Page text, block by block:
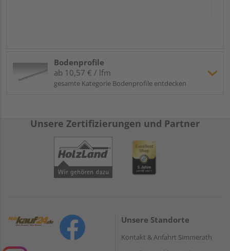
Bodenprofile
ab 10,57 € / lfm
gesamte Kategorie Bodenprofile entdecken
Unsere Zertifizierungen und Partner
Unsere Standorte
Kontakt & Anfahrt Simmerath